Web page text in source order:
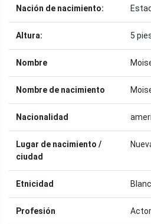
Nación de nacimiento:
Altura: 5
Nombre
Nombre de nacimiento
Nacionalidad
Lugar de nacimiento /
ciudad
Etnicidad
Profesión Actor